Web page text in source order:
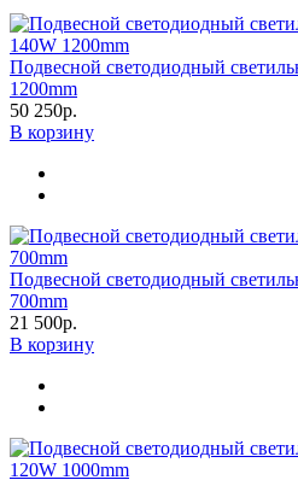
Подвесной светодиодный
1200mm
50 250р.
В корзину
Подвесной светодиодный
700mm
21 500р.
В корзину